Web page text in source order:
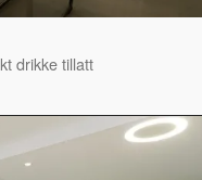
drikke tillatt